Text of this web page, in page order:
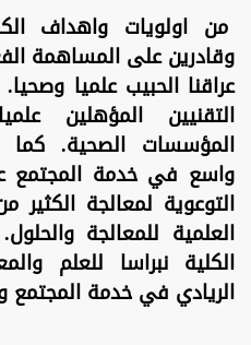
من اولويات واهداف
وقادرين على المساهمة
عراقنا الحبيب علميا
التقنيين المؤهلين
المؤسسات الصحية.
واسع في خدمة المجتمع
التوعوية لمعالجة
العلمية للمعالجة
الكلية نبراسا للعلم
الريادي في خدمة المجتمع